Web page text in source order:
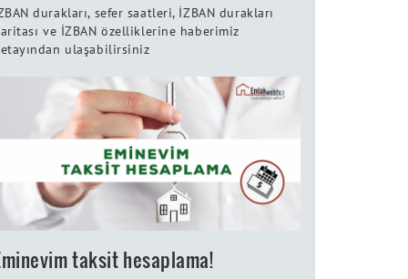
durakları, sefer saatleri, İZBAN durakları
ve İZBAN özelliklerine haberimiz
ulaşabilirsiniz
taksit hesaplama!